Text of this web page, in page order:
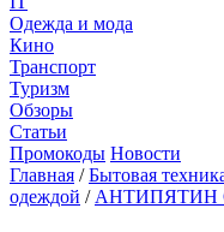
Одежда и мода
Кино
Транспорт
Туризм
Обзоры
Статьи
Промокоды Новости
Главная /Бытовая
одеждой / АНТИПЯТИН